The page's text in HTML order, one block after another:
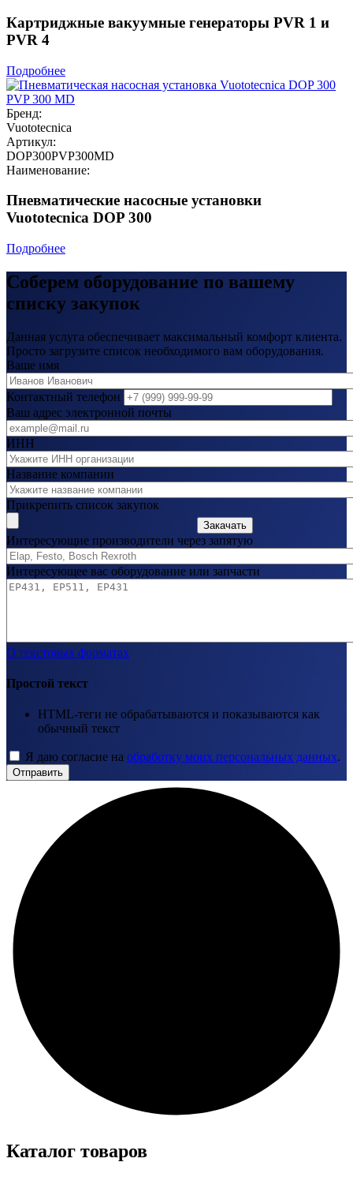
Картриджные вакуумные генераторы PVR 1 и
PVR 4
Подробнее
Бренд:
Vuototecnica
Артикул:
DOP300PVP300MD
Наименование:
Пневматические насосные установки
Vuototecnica DOP 300
Подробнее
Соберем оборудование по вашему
списку закупок
Данная услуга обеспечивает максимальный комфорт клиента.
Просто загрузите список необходимого вам оборудования.
Ваше имя
Контактный телефон
Ваш адрес электронной почты
ИНН
Название компании
Прикрепить список закупок
Закачать
Интересующие производители через запятую
Интересующее вас оборудование или запчасти
О текстовых форматах
Простой текст
HTML-теги не обрабатываются и показываются как
обычный текст
Я даю согласие на обработку моих персональных данных.
Отправить
Каталог товаров